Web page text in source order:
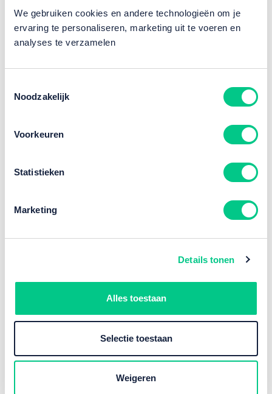
We gebruiken cookies en andere technologieën om je
ervaring te personaliseren, marketing uit te voeren en
analyses te verzamelen
Noodzakelijk
Voorkeuren
Statistieken
Marketing
Details tonen
Alles toestaan
Selectie toestaan
Weigeren